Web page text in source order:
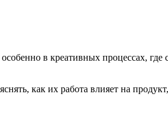
в креативных процессах,
как их работа влияет на